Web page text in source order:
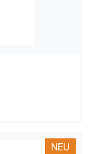
NEU